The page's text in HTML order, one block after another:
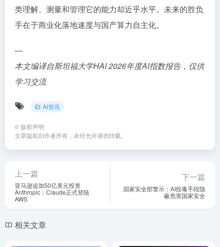
类理解、测量和管理它的能力却近乎水平。未来的胜负
手在于商业化落地速度与国产算力自主化。
—
本文编译自斯坦福大学HAI 2026年度AI指数报告，仅供
学习交流
AI资讯
© 版权声明
文章版权归作者所有，未经允许请勿转载。
上一篇
亚马逊追加50亿美元投资
Anthropic：Claude正式登陆
AWS
下一篇
国家安全部警示：AI投毒手段隐
蔽危害国家安全
相关文章